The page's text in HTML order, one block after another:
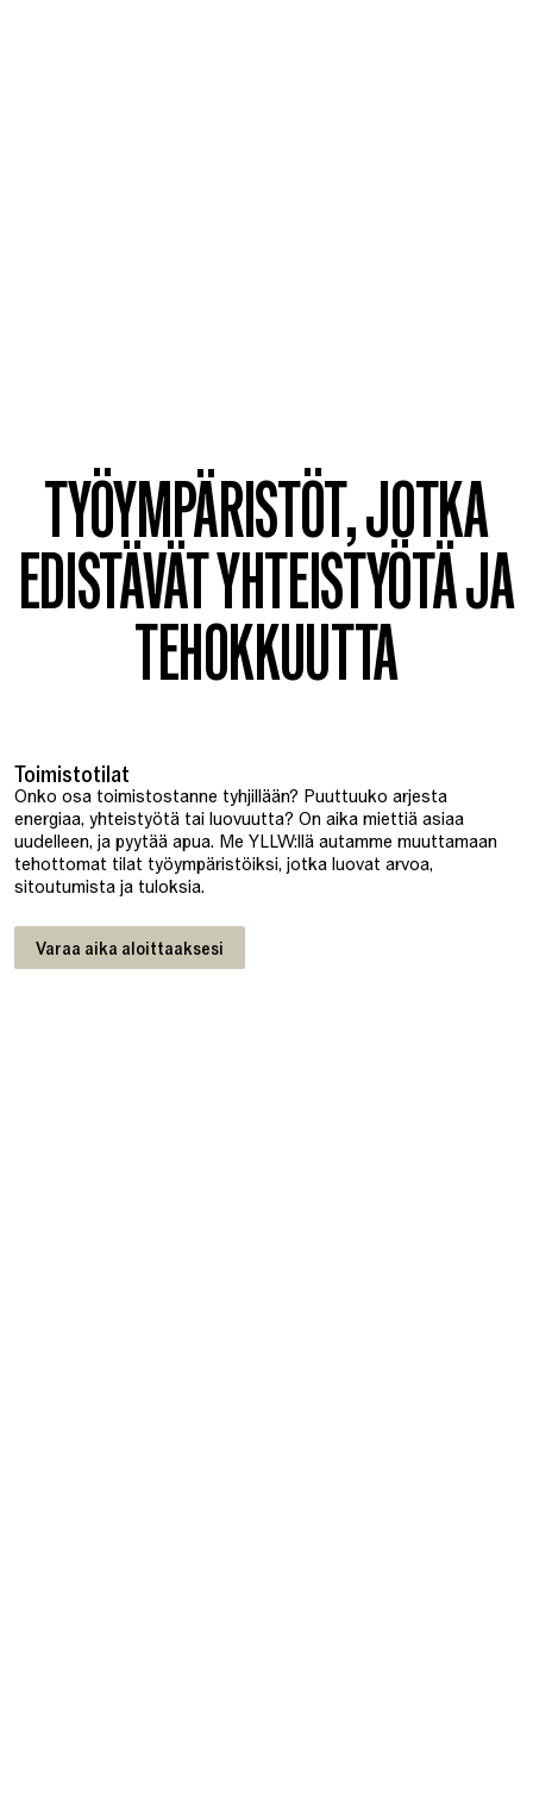
TYÖYMPÄRISTÖT, JOTKA
EDISTÄVÄT YHTEISTYÖTÄ JA
TEHOKKUUTTA
Toimistotilat
Onko osa toimistostanne tyhjillään? Puuttuuko arjesta
energiaa, yhteistyötä tai luovuutta? On aika miettiä asiaa
uudelleen, ja pyytää apua. Me YLLW:llä autamme muuttamaan
tehottomat tilat työympäristöiksi, jotka luovat arvoa,
sitoutumista ja tuloksia.
Varaa aika aloittaaksesi